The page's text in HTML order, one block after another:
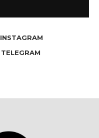
INSTAGRAM
TELEGRAM